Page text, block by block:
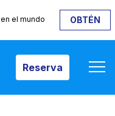
el mundo
OBTÉN
Reserva
Reserva